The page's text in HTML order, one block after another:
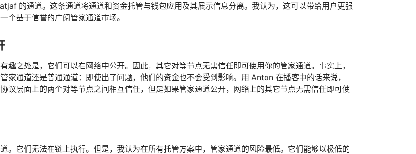
的通道。这条通道将通道和资金托管与钱包应用及其展示信息分离。我认为，这可以带给用户更强
个基于信誉的广阔管家通道市场。
趣之处是，它们可以在网络中公开。因此，其它对等节点无需信任即可使用你的管家通道。事实上，
家通道还是普通通道：即使出了问题，他们的资金也不会受到影响。用 Anton 在播客中的话来说，
议层面上的两个对等节点之间相互信任，但是如果管家通道公开，网络上的其它节点无需信任即可使
。它们无法在链上执行。但是，我认为在所有托管方案中，管家通道的风险最低。它们能够以极低的